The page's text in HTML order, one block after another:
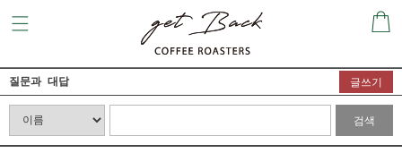
질문과 대답 글쓰기
검색